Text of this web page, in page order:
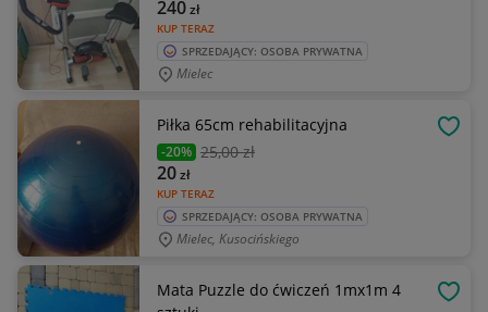
KUP TERAZ
240zł
SPRZEDAJĄCY: OSOBA PRYWATNA
Mielec
Piłka 65cm rehabilitacyjna
-20% 25,00 zł
KUP TERAZ
20zł
SPRZEDAJĄCY: OSOBA PRYWATNA
Mielec, Kusocińskiego
Mata Puzzle do ćwiczeń 1mx1m 4